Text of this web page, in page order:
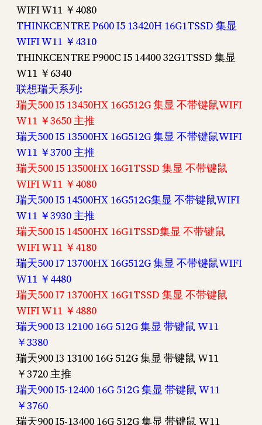
WIFI W11 ￥4080
THINKCENTRE P600 I5 13420H 16G1TSSD 集显
WIFI W11 ￥4310
THINKCENTRE P900C I5 14400 32G1TSSD 集显
W11 ￥6340
联想瑞天系列:
瑞天500 I5 13450HX 16G512G 集显 不带键鼠WIFI
W11 ￥3650 主推
瑞天500 I5 13500HX 16G512G 集显 不带键鼠WIFI
W11 ￥3700 主推
瑞天500 I5 13500HX 16G1TSSD 集显 不带键鼠
WIFI W11 ￥4080
瑞天500 I5 14500HX 16G512G集显 不带键鼠WIFI
W11 ￥3930 主推
瑞天500 I5 14500HX 16G1TSSD集显 不带键鼠
WIFI W11 ￥4180
瑞天500 I7 13700HX 16G512G 集显 不带键鼠WIFI
W11 ￥4480
瑞天500 I7 13700HX 16G1TSSD 集显 不带键鼠
WIFI W11 ￥4880
瑞天900 I3 12100 16G 512G 集显 带键鼠 W11
￥3380
瑞天900 I3 13100 16G 512G 集显 带键鼠 W11
￥3720 主推
瑞天900 I5-12400 16G 512G 集显 带键鼠 W11
￥3760
瑞天900 I5-13400 16G 512G 集显 带键鼠 W11